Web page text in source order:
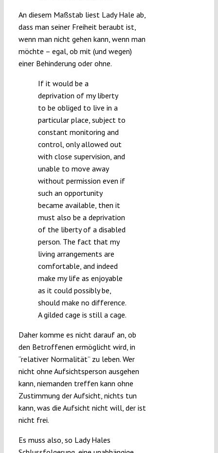
An diesem Maßstab liest Lady Hale ab,
dass man seiner Freiheit beraubt ist,
wenn man nicht gehen kann, wenn man
möchte – egal, ob mit (und wegen)
einer Behinderung oder ohne.
If it would be a
deprivation of my liberty
to be obliged to live in a
particular place, subject to
constant monitoring and
control, only allowed out
with close supervision, and
unable to move away
without permission even if
such an opportunity
became available, then it
must also be a deprivation
of the liberty of a disabled
person. The fact that my
living arrangements are
comfortable, and indeed
make my life as enjoyable
as it could possibly be,
should make no difference.
A gilded cage is still a cage.
Daher komme es nicht darauf an, ob
den Betroffenen ermöglicht wird, in
“relativer Normalität” zu leben. Wer
nicht ohne Aufsichtsperson ausgehen
kann, niemanden treffen kann ohne
Zustimmung der Aufsicht, nichts tun
kann, was die Aufsicht nicht will, der ist
nicht frei.
Es muss also, so Lady Hales